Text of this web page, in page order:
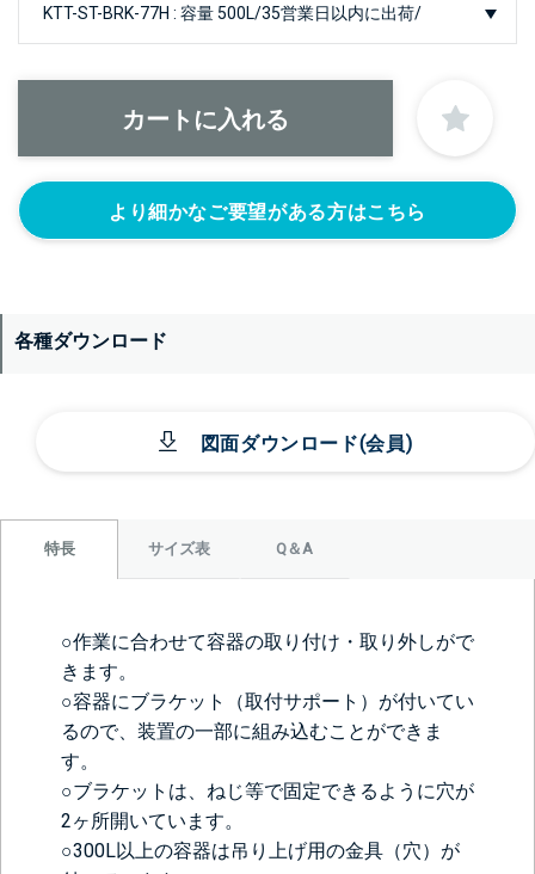
より細かなご要望がある方はこちら
各種ダウンロード
図面ダウンロード(会員)
特長 サイズ表 Q＆A
○作業に合わせて容器の取り付け・取り外しがで
きます。
○容器にブラケット（取付サポート）が付いてい
るので、装置の一部に組み込むことができま
す。
○ブラケットは、ねじ等で固定できるように穴が
2ヶ所開いています。
○300L以上の容器は吊り上げ用の金具（穴）が